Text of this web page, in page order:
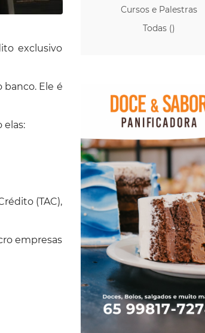
exclusivo
Ele é
elas:
(TAC),
empresas
Cursos e Palestras
Todas ()